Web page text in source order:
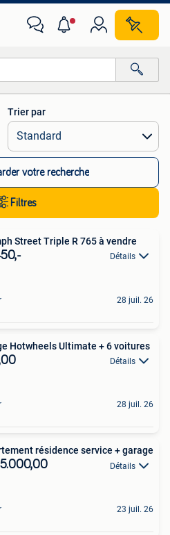
les distances…
Trier par
votre recherche
Filtres
Street Triple R 765 à vendre
Détails
28 juil. 26
Hotwheels Ultimate + 6 voitures
Détails
28 juil. 26
résidence service + garage
Détails
23 juil. 26